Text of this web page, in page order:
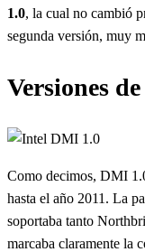
1.0, la cual no cambió
segunda versión, muy
Versiones
Como decimos, DMI
hasta el año 2011. La
soportaba tanto
marcaba claramente la